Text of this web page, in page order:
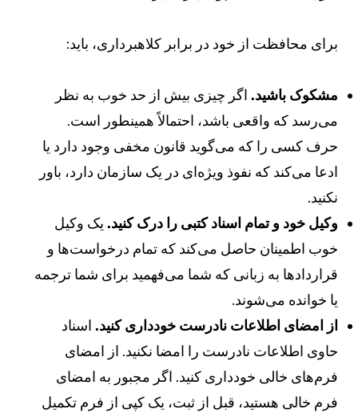
برای محافظت از خود در برابر کلاهبرداری، باید:
مشکوک باشید.اگر چیزی بیش از حد خوب به نظر
می‌رسد که واقعی باشد، احتمالاً همینطور است.
حرف کسی را که می‌گوید قانون مخفی وجود دارد یا
ادعا می‌کند که نفوذ ویژه‌ای در یک سازمان دارد، باور
نکنید.
وکیل خود و تمام اسناد کتبی را درک کنید.یک وکیل
خوب اطمینان حاصل می‌کند که تمام درخواست‌ها و
قراردادها به زبانی که شما می‌فهمید برای شما ترجمه
یا خوانده می‌شوند.
از امضای اطلاعات نادرست خودداری کنید.اسناد
حاوی اطلاعات نادرست را امضا نکنید. از امضای
فرم‌های خالی خودداری کنید. اگر مجبور به امضای
فرم خالی هستید، قبل از ثبت، یک کپی از فرم تکمیل